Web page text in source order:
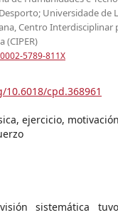
Universidade de
Centro Interdisciplinar
(CIPER)
5789-811X
cpd.368961
ejercicio,
sistemática